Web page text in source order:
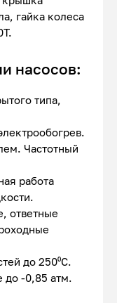
гайка колеса
насосов:
типа,
Частотный
работа
ответные
до 250⁰С.
до -0,85 атм.